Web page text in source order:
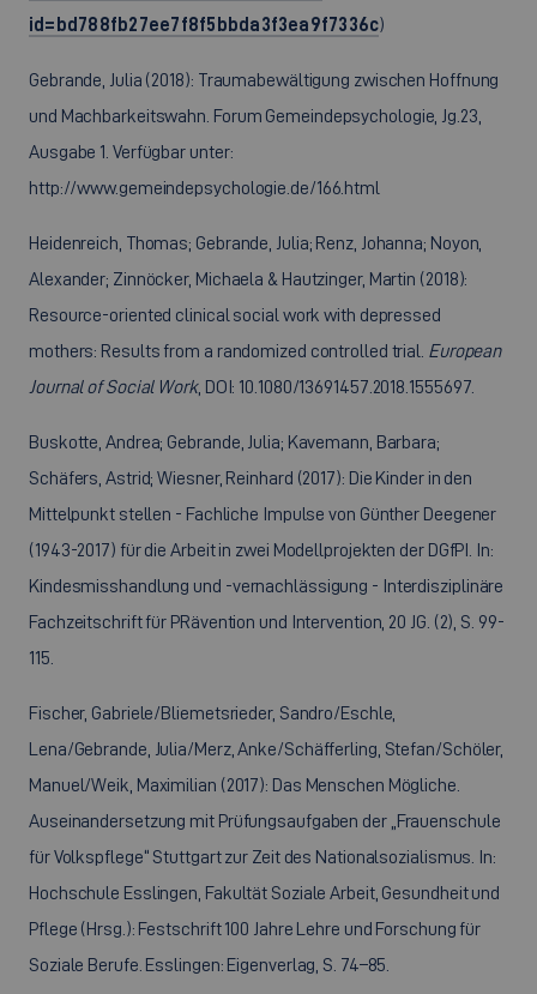
id=bd788fb27ee7f8f5bbda3f3ea9f7336c)
Gebrande, Julia (2018): Traumabewältigung zwischen Hoffnung
und Machbarkeitswahn. Forum Gemeindepsychologie, Jg.23,
Ausgabe 1. Verfügbar unter:
http://www.gemeindepsychologie.de/166.html
Heidenreich, Thomas; Gebrande, Julia; Renz, Johanna; Noyon,
Alexander; Zinnöcker, Michaela & Hautzinger, Martin (2018):
Resource-oriented clinical social work with depressed
mothers: Results from a randomized controlled trial. European
Journal of Social Work, DOI: 10.1080/13691457.2018.1555697.
Buskotte, Andrea; Gebrande, Julia; Kavemann, Barbara;
Schäfers, Astrid; Wiesner, Reinhard (2017): Die Kinder in den
Mittelpunkt stellen - Fachliche Impulse von Günther Deegener
(1943-2017) für die Arbeit in zwei Modellprojekten der DGfPI. In:
Kindesmisshandlung und -vernachlässigung - Interdisziplinäre
Fachzeitschrift für PRävention und Intervention, 20 JG. (2), S. 99-
115.
Fischer, Gabriele/Bliemetsrieder, Sandro/Eschle,
Lena/Gebrande, Julia/Merz, Anke/Schäfferling, Stefan/Schöler,
Manuel/Weik, Maximilian (2017): Das Menschen Mögliche.
Auseinandersetzung mit Prüfungsaufgaben der „Frauenschule
für Volkspflege“ Stuttgart zur Zeit des Nationalsozialismus. In:
Hochschule Esslingen, Fakultät Soziale Arbeit, Gesundheit und
Pflege (Hrsg.): Festschrift 100 Jahre Lehre und Forschung für
Soziale Berufe. Esslingen: Eigenverlag, S. 74–85.